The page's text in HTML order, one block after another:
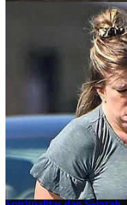
Stok BBM di Indonesia
Dampaknya bagi
Finansial·4 months ago
10 Makam Wali di